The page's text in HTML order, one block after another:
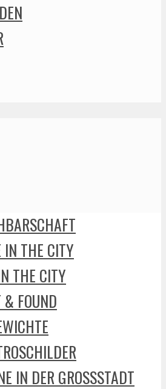
IN THE CITY
THE CITY
& FOUND
IN DER GROSSSTADT